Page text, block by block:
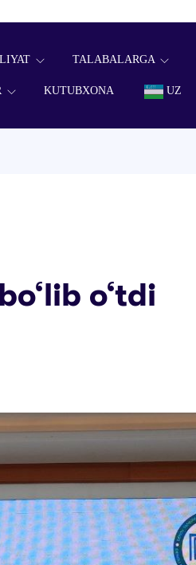
TALABALARGA
KUTUBXONA UZ
o‘tdi